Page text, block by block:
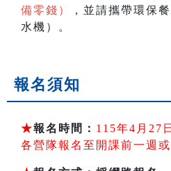
備零錢）
，並請攜帶環保
水機）。
報名須知
★報名時間： 115年4月27
各營隊報名至開課前一週或